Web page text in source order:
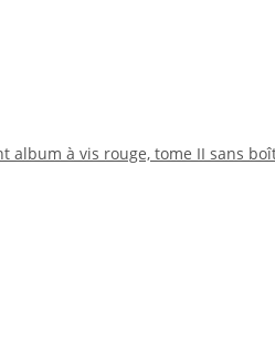
album à vis rouge, tome II sans